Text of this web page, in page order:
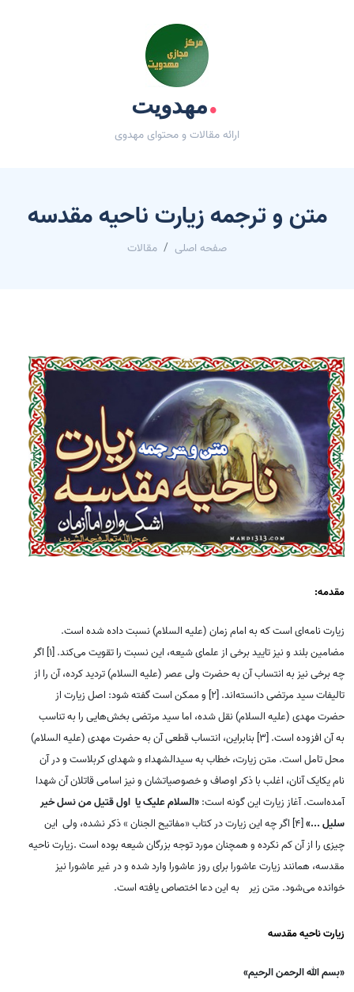
.مهدویت
ارائه مقالات و محتوای مهدوی
متن و ترجمه زیارت ناحیه مقدسه
صفحه اصلی مقالات
مقدمه:
زیارت نامه‌ای است که به امام زمان (علیه السلام) نسبت داده شده است.
مضامین بلند و نیز تایید برخی از علمای شیعه، این نسبت را تقویت می‌کند. [1] اگر
چه برخی نیز به انتساب آن به حضرت ولی عصر (علیه السلام) تردید کرده، آن را از
تالیفات سید مرتضی دانسته‌اند. [2] و ممکن است گفته شود: اصل زیارت از
حضرت مهدی (علیه السلام) نقل شده، اما سید مرتضی بخش‌هایی را به تناسب
به آن افزوده است. [3] بنابراین، انتساب قطعی آن به حضرت مهدی (علیه السلام)
محل تامل است. متن زیارت، خطاب به سیدالشهداء و شهدای کربلاست و در آن
نام یکایک آنان، اغلب با ذکر اوصاف و خصوصیاتشان و نیز اسامی قاتلان آن شهدا
آمده‌است. آغاز زیارت این گونه است:«السلام علیک یا اول قتیل من نسل خیر
سلیل ...»[4] اگر چه این زیارت در کتاب «مفاتیح الجنان » ذکر نشده، ولی
این
چیزی را از آن کم نکرده و همچنان مورد توجه بزرگان شیعه بوده است.زیارت ناحیه
مقدسه، همانند زیارت عاشورا برای روز عاشورا وارد شده و در غیر عاشورا نیز
خوانده می‌شود. متن زیر
به این دعا اختصاص یافته است.
زیارت ناحیه مقدسه
«بسم الله الرحمن الرحیم»